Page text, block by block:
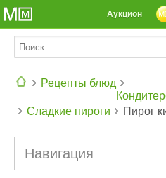
СЕГОДНЯ:
Аукцион
Рецепты блюд
Сладкие пироги
Пирог
Навигация